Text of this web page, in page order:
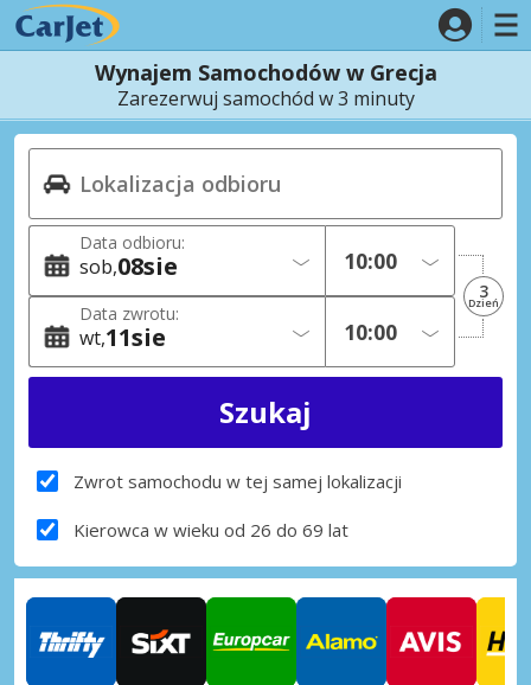
Wynajem Samochodów w Grecja
Zarezerwuj samochód w 3 minuty
Data odbioru:
sob 08sie
Data zwrotu:
wt 11sie
3
Dzień
Zwrot samochodu w tej samej lokalizacji
Kierowca w wieku od 26 do 69 lat